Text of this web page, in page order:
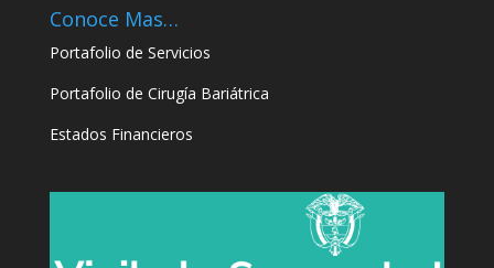
Conoce Mas…
Portafolio de Servicios
Portafolio de Cirugía Bariátrica
Estados Financieros